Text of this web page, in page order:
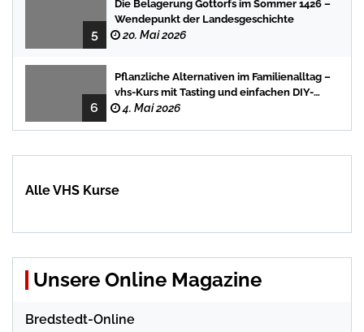
5
Die Belagerung Gottorfs im Sommer 1426 –
Wendepunkt der Landesgeschichte
20. Mai 2026
6
Pflanzliche Alternativen im Familienalltag –
vhs-Kurs mit Tasting und einfachen DIY-
Rezepten
4. Mai 2026
Alle VHS Kurse
Unsere Online Magazine
Bredstedt-Online